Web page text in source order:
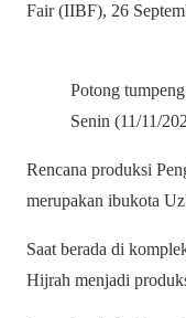
Fair (IIBF), 26
Potong
Senin (11/11/
Rencana produksi
merupakan ibukota
Saat berada di
Hijrah menjadi